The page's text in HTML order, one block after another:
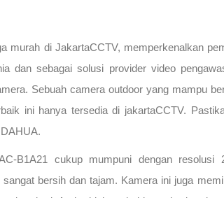
murah di JakartaCCTV, memperkenalkan
dan sebagai solusi provider video
Sebuah camera outdoor yang mampu
ini hanya tersedia di jakartaCCTV.
B1A21 cukup mumpuni dengan
sangat bersih dan tajam. Kamera ini juga